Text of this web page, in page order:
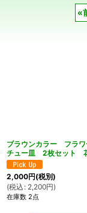
«
ブラウンカラー フラ
チュー皿 2枚セット
2,000円(税別)
(税込 : 2,200円)
在庫数 2点